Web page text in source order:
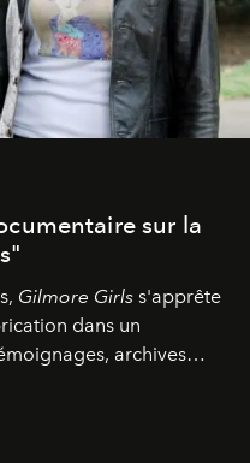
sur la
Gilmore Girls s'apprête
dans un
archives